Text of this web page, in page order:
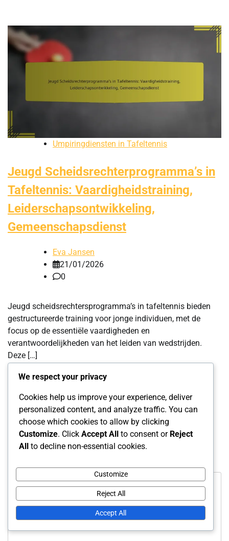
Umpiringdiensten in Tafeltennis
Jeugd Scheidsrechterprogramma’s in
Tafeltennis: Vaardigheidstraining,
Leiderschapsontwikkeling,
Gemeenschapsdienst
Eva Jansen
21/01/2026
0
Jeugd scheidsrechtersprogramma’s in tafeltennis bieden
gestructureerde training voor jonge individuen, met de
focus op de essentiële vaardigheden en
verantwoordelijkheden van het leiden van wedstrijden.
Deze […]
Leave a Reply
Your email address will not be published. Required fields
are marked*
We respect your privacy
Cookies help us improve your experience, deliver
personalized content, and analyze traffic. You can
choose which cookies to allow by clicking
Customize. Click Accept All to consent or Reject
All to decline non-essential cookies.
Customize
Reject All
Accept All